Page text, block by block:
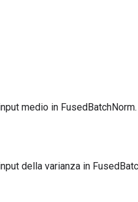
medio in FusedBatchNorm.
della varianza in